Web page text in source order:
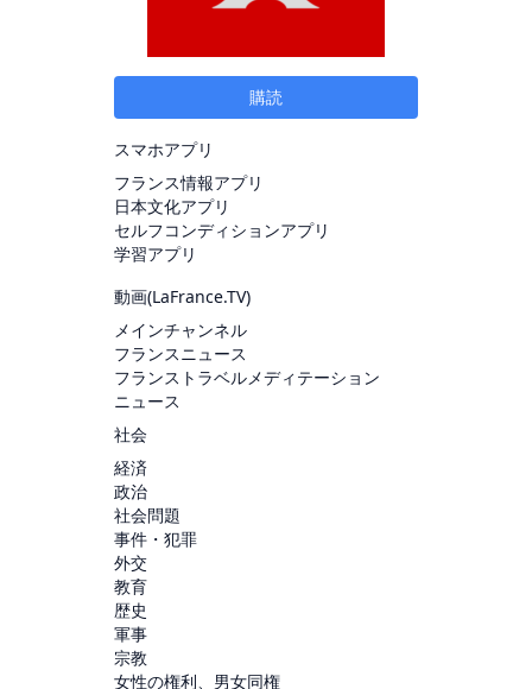
購読
スマホアプリ
フランス情報アプリ
日本文化アプリ
セルフコンディションアプリ
学習アプリ
動画(LaFrance.TV)
メインチャンネル
フランスニュース
フランストラベルメディテーション
ニュース
社会
経済
政治
社会問題
事件・犯罪
外交
教育
歴史
軍事
宗教
女性の権利、男女同権